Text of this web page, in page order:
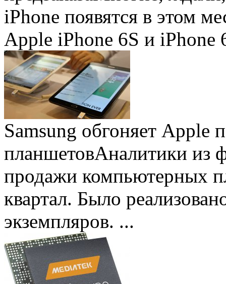
iPhone появятся в этом
Apple iPhone 6S и iPhone
Samsung обгоняет Apple
планшетовАналитики из
продажи компьютерных
квартал. Было
экземпляров. ...